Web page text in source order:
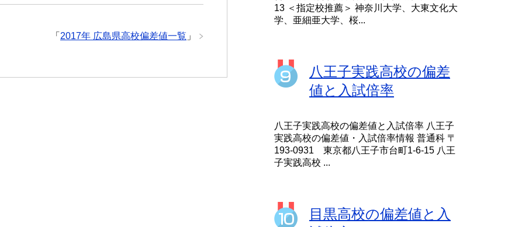
「 2017年 広島県高校偏差値一覧 」
13 ＜指定校推薦＞ 神奈川大学、大東文化大
学、亜細亜大学、桜...
八王子実践高校の偏差
値と入試倍率
八王子実践高校の偏差値と入試倍率 八王子
実践高校の偏差値・入試倍率情報 普通科 〒
193-0931 東京都八王子市台町1-6-15 八王
子実践高校 ...
目黒高校の偏差値と入